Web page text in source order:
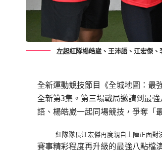
左起紅隊楊皓崴、王沛語、江宏傑、
全新運動競技節目《全城地圖：最
全新第3集。第三場戰局邀請到最
語、楊皓崴一起同場競技，爭奪「
紅隊隊長江宏傑再度親自上陣正面對
賽事精彩程度再升級的最強八點檔